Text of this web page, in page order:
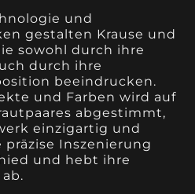
und
gestalten Krause und
sowohl durch ihre
durch ihre
beeindrucken.
und Farben wird auf
abgestimmt,
einzigartig und
präzise Inszenierung
und hebt ihre